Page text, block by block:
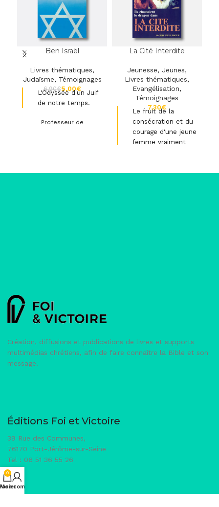
Ben Israël
Livres thématiques,
Judaïsme, Témoignages
6,90€5,00€
L'Odyssée d'un Juif
de notre temps.
Professeur de
La Cité Interdite
Jeunesse, Jeunes,
Livres thématiques,
Evangélisation,
Témoignages
€
Le fruit de la
consécration et du
courage d'une jeune
femme vraiment
Création, diffusions et publications de livres et supports
multimédias chrétiens, afin de faire connaître la Bible et son
message.
Éditions Foi et Victoire
39 Rue des Communes,
76170 Port-Jérôme-sur-Seine
Tel : 06 51 36 55 26
0
Mon compte